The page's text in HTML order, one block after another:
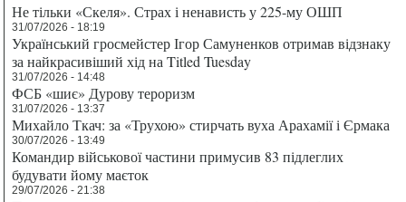
Не тільки «Скеля». Страх і ненависть у 225-му ОШП
31/07/2026 - 18:19
Український гросмейстер Ігор Самуненков отримав відзнаку
за найкрасивіший хід на Titled Tuesday
31/07/2026 - 14:48
ФСБ «шиє» Дурову тероризм
31/07/2026 - 13:37
Михайло Ткач: за «Трухою» стирчать вуха Арахамії і Єрмака
30/07/2026 - 13:49
Командир військової частини примусив 83 підлеглих
будувати йому маєток
29/07/2026 - 21:38